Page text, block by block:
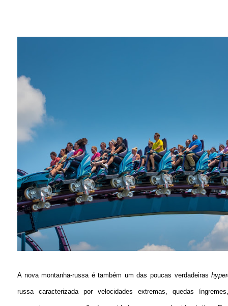
A nova montanha-russa é também um das poucas verdadeiras
russa caracterizada por velocidades extremas, quedas